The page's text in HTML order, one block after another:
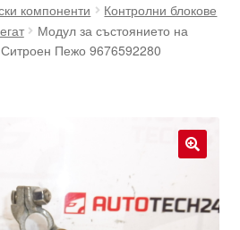
компоненти
Контролни блокове
Модул за състоянието на
Пежо 9676592280